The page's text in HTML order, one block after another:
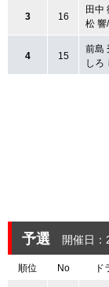
3 16
田中
松 響
4 15
前島
しろ
予選 開催日
順位 No ド